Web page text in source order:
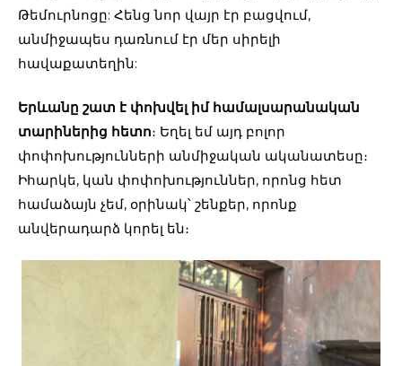
Թեմուրնոցը: Հենց նոր վայր էր բացվում,
անմիջապես դառնում էր մեր սիրելի
հավաքատեղին:
Երևանը շատ է փոխվել իմ համալսարանական
տարիներից հետո։ Եղել եմ այդ բոլոր
փոփոխությունների անմիջական ականատեսը։
Իհարկե, կան փոփոխություններ, որոնց հետ
համաձայն չեմ, օրինակ՝ շենքեր, որոնք
անվերադարձ կորել են։